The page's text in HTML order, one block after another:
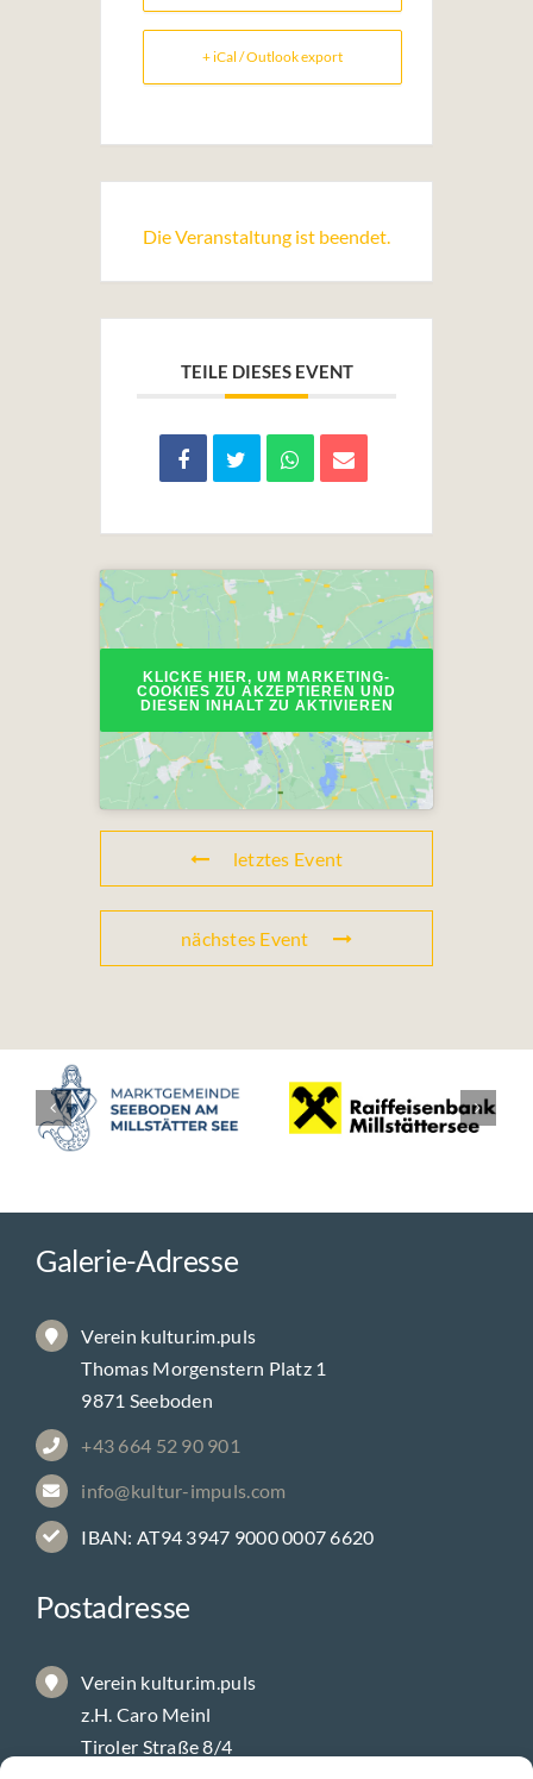
+ iCal / Outlook export
Die Veranstaltung ist beendet.
TEILE DIESES EVENT
KLICKE HIER, UM MARKETING-
COOKIES ZU AKZEPTIEREN UND
DIESEN INHALT ZU AKTIVIEREN
letztes Event
nächstes Event
Galerie-Adresse
Verein kultur.im.puls
Thomas Morgenstern Platz 1
9871 Seeboden
+43 664 52 90 901
info@kultur-impuls.com
IBAN: AT94 3947 9000 0007 6620
Postadresse
Verein kultur.im.puls
z.H. Caro Meinl
Tiroler Straße 8/4